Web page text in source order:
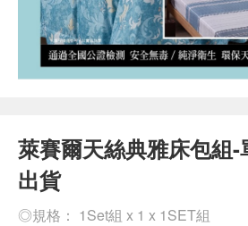
萊賽爾天絲典雅床包組
出貨
◎規格： 1Set組 x 1 x 1SET組